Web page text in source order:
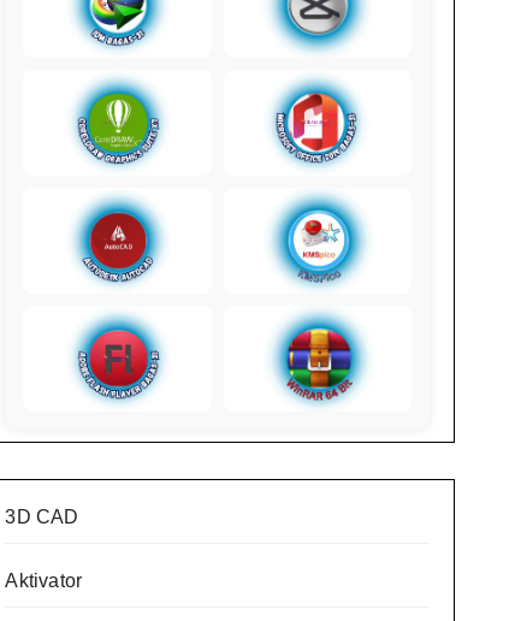
3D CAD
Aktivator